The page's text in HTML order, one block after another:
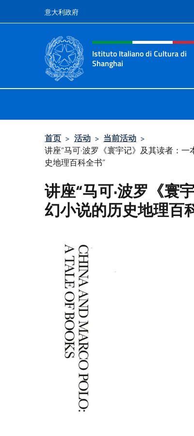
意大利政府
标题站点、社交和菜单
Istituto Italiano di Cultura di
Shanghai
首页 > 活动 > 当前活动 >
讲座“马可·波罗《寰宇记》及其读者：
史地理百科全书”
讲座“马可·波罗《寰
幻小说的历史地理百